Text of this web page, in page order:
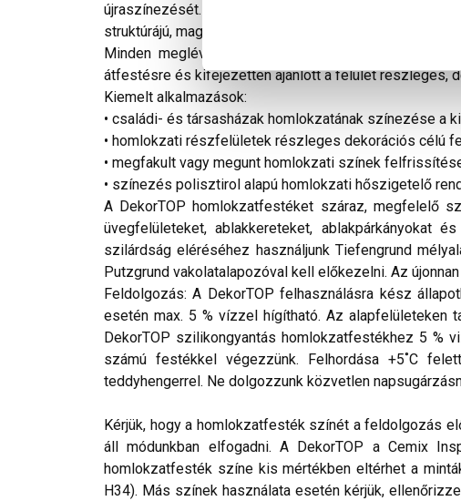
újraszínezését. A DekorTOP a legtöbb lakossági
struktúrájú, magas esztétikai igényeknek is megfelel.
Minden meglévő és új, ásványi és műgyanta
átfestésre és kifejezetten ajánlott a felület részleges,
Kiemelt alkalmazások:
• családi- és társasházak homlokzatának színezése a
• homlokzati részfelületek részleges dekorációs célú
• megfakult vagy megunt homlokzati színek
• színezés polisztirol alapú homlokzati hőszigetelő
A DekorTOP homlokzatfestéket száraz, megfelelő
üvegfelületeket, ablakkereteket, ablakpárkányokat
szilárdság eléréséhez használjunk Tiefengrund
Putzgrund vakolatalapozóval kell előkezelni. Az
Feldolgozás: A DekorTOP felhasználásra kész
esetén max. 5 % vízzel hígítható. Az
DekorTOP szilikongyantás homlokzatfestékhez 5
számú festékkel végezzünk. Felhordása +5˚C
teddyhengerrel. Ne dolgozzunk közvetlen
Kérjük, hogy a homlokzatfesték színét a feldolgozás
áll módunkban elfogadni. A DekorTOP a Cemix
homlokzatfesték színe kis mértékben eltérhet a
H34). Más színek használata esetén kérjük,